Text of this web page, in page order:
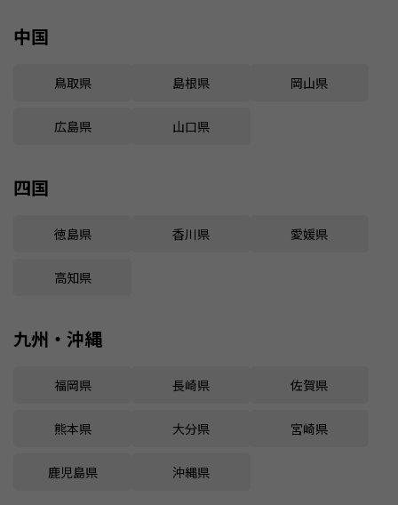
中国
鳥取県 島根県 岡山県
広島県 山口県
四国
徳島県 香川県 愛媛県
高知県
九州・沖縄
福岡県 長崎県 佐賀県
熊本県 大分県 宮崎県
鹿児島県 沖縄県